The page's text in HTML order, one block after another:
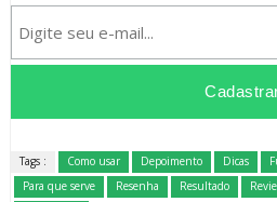
Tags : Como usar Depoimento Dicas
Para que serve
Resenha Resultado